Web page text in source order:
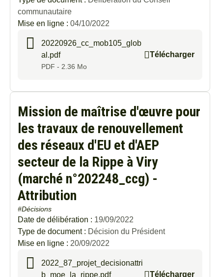
communautaire
Mise en ligne : 04/10/2022
20220926_cc_mob105_glob
al.pdf
PDF - 2.36 Mo
Télécharger
Mission de maîtrise d'œuvre pour
les travaux de renouvellement
des réseaux d'EU et d'AEP
secteur de la Rippe à Viry
(marché n°202248_ccg) -
Attribution
#Décisions
Date de délibération : 19/09/2022
Type de document : Décision du Président
Mise en ligne : 20/09/2022
2022_87_projet_decisionattri
b_moe_la_rippe.pdf
Télécharger